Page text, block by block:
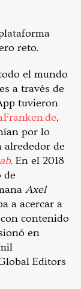
reto.
el mundo
a través de
tuvieron
,
por lo
alrededor de
. En el 2018
de
Axel
a acercar a
contenido
en
Editors